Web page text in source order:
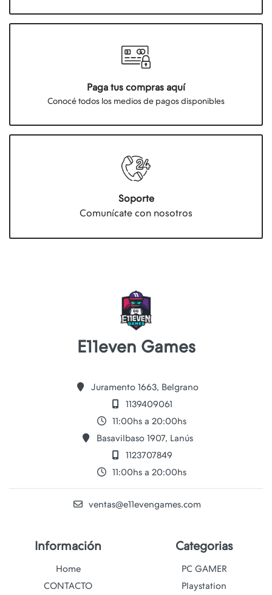
Paga tus compras aquí
Conocé todos los medios de pagos disponibles
Soporte
Comunícate con nosotros
E11even Games
Juramento 1663, Belgrano
1139409061
11:00hs a 20:00hs
Basavilbaso 1907, Lanús
1123707849
11:00hs a 20:00hs
ventas@e11evengames.com
Información
Home
CONTACTO
Categorias
PC GAMER
Playstation